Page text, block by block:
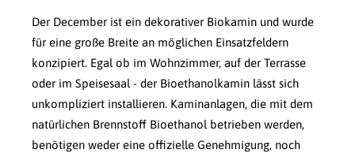
Der December ist ein dekorativer Biokamin und wurde
für eine große Breite an möglichen Einsatzfeldern
konzipiert. Egal ob im Wohnzimmer, auf der Terrasse
oder im Speisesaal - der Bioethanolkamin lässt sich
unkompliziert installieren. Kaminanlagen, die mit dem
natürlichen Brennstoff Bioethanol betrieben werden,
benötigen weder eine offizielle Genehmigung, noch